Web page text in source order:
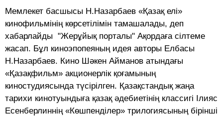
Мемлекет басшысы Н.Назарбаев «Қазақ елі»
кинофильмінің көрсетілімін тамашалады, деп
хабарлайды "Жерұйық порталы" Ақордаға сілтеме
жасап. Бұл киноэпопеяның идея авторы Елбасы
Н.Назарбаев. Кино Шәкен Айманов атындағы
«Қазақфильм» акционерлік қоғамының
киностудиясында түсірілген. Қазақстандық жаңа
тарихи кинотуындыға қазақ әдебиетінің классигі Ілияс
Есенберлиннің «Көшпенділер» трилогиясының бірінші